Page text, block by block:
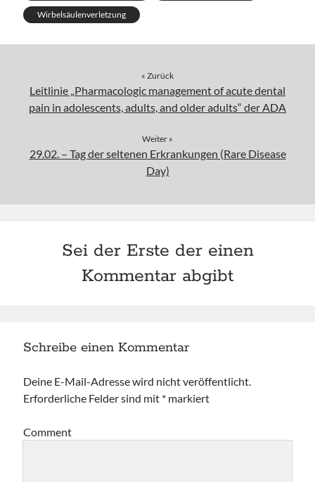
Wirbelsäulenverletzung
« Zurück
Leitlinie „Pharmacologic management of acute dental
pain in adolescents, adults, and older adults“ der ADA
Weiter »
29.02. – Tag der seltenen Erkrankungen (Rare Disease
Day)
Sei der Erste der einen
Kommentar abgibt
Schreibe einen Kommentar
Deine E-Mail-Adresse wird nicht veröffentlicht.
Erforderliche Felder sind mit * markiert
Comment